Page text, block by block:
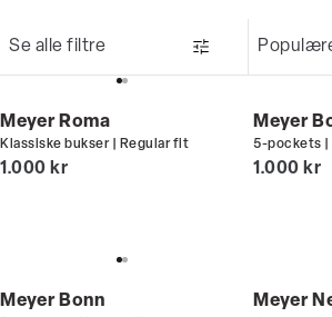
Se alle filtre
Meyer Roma
Klassiske bukser | Regular fit
I alt (inkl. rabat)
1.000 kr
Meyer
5-pockets |
I alt
1.000 kr
Meyer Bonn Meyer